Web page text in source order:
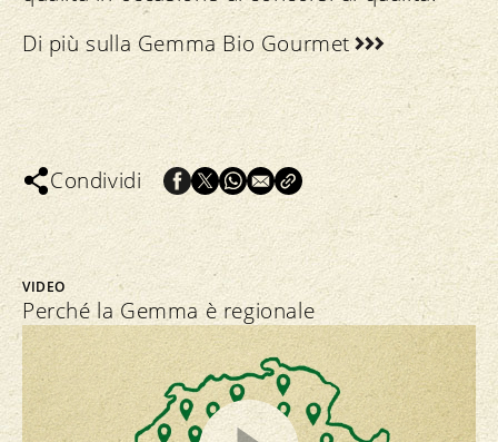
Di più sulla Gemma Bio Gourmet
Condividi
VIDEO
Perché la Gemma è regionale